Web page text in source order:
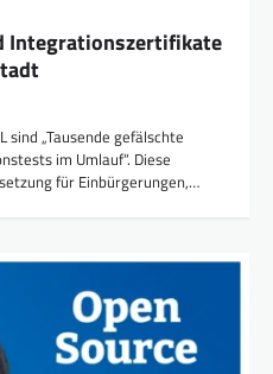
Integrationszertifikate
sind „Tausende gefälschte
im Umlauf“. Diese
für Einbürgerungen,…